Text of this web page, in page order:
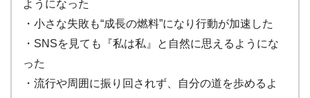
ようになった
・小さな失敗も“成長の燃料”になり行動が加速した
・SNSを見ても『私は私』と自然に思えるようにな
った
・流行や周囲に振り回されず、自分の道を歩めるよ